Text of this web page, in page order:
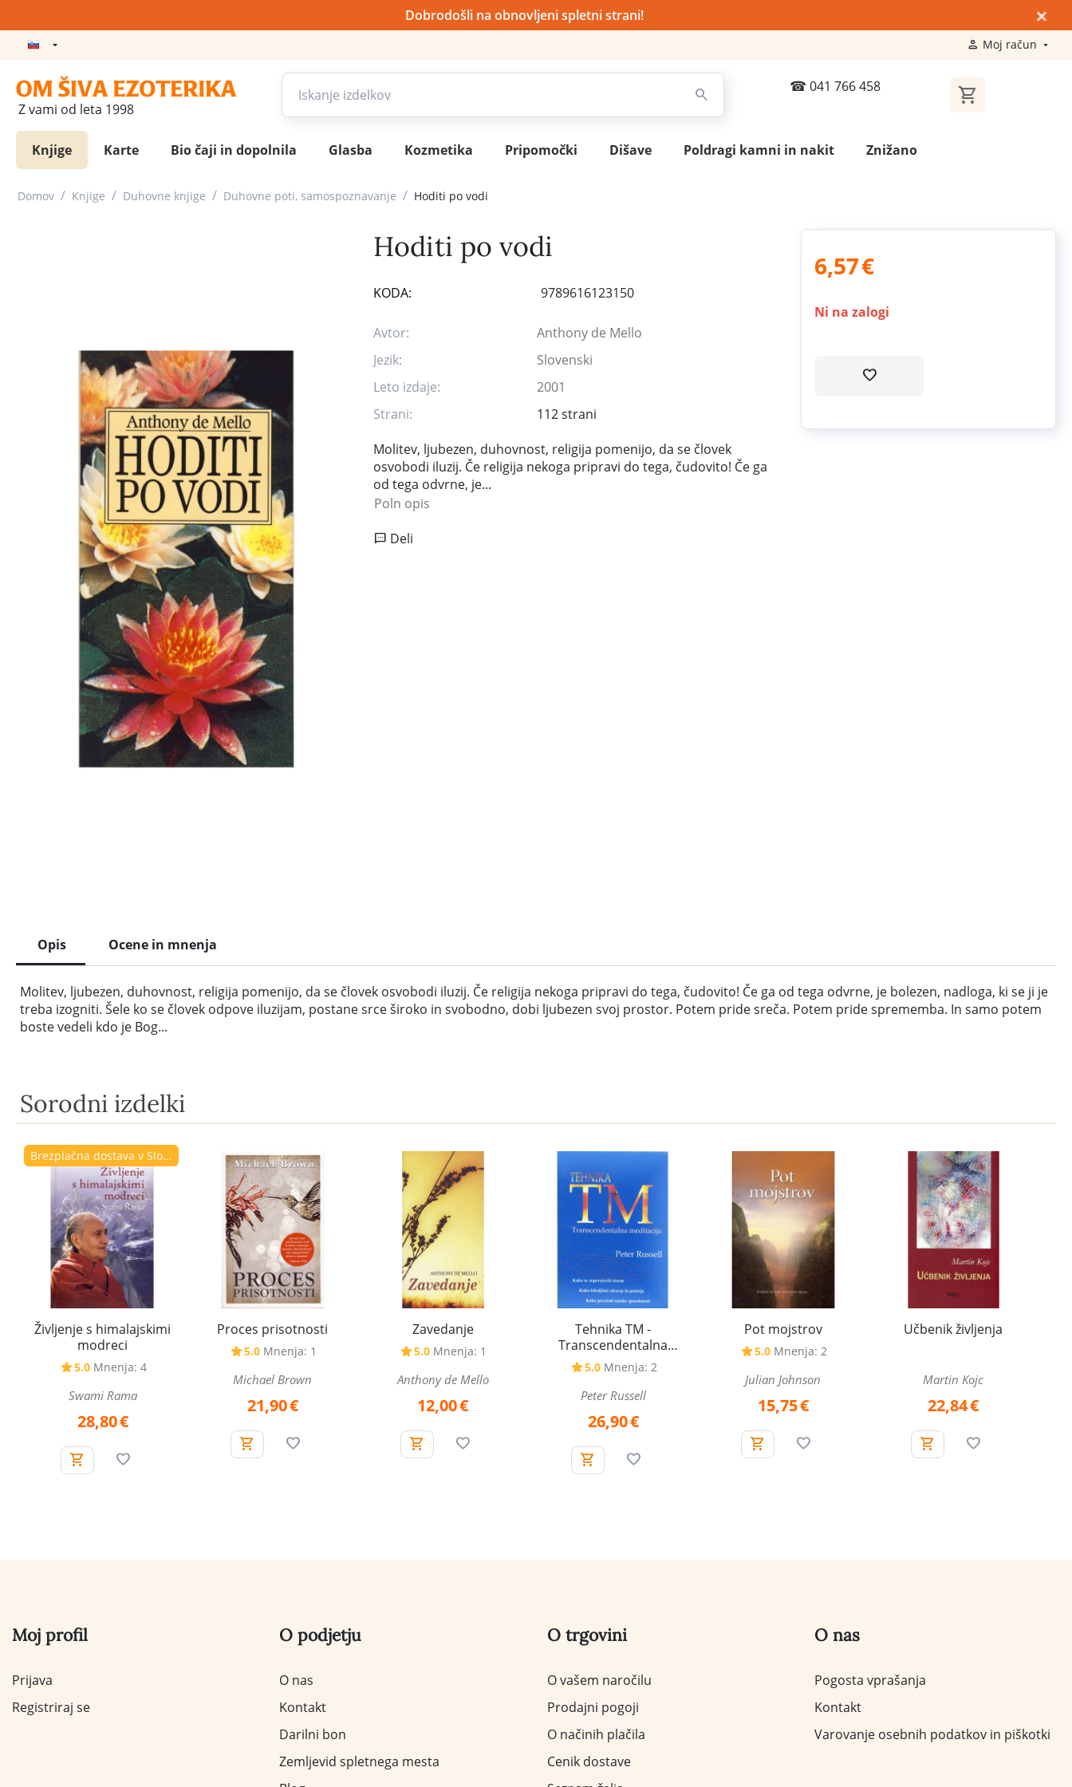
Dobrodošli na obnovljeni spletni strani! ×
Moj račun
Z vami od leta 1998
041 766 458
Knjige Karte Bio čaji in dopolnila Glasba Kozmetika Pripomočki Dišave Poldragi kamni in nakit Znižano
Domov / Knjige / Duhovne knjige / Duhovne poti, samospoznavanje / Hoditi po vodi
Hoditi po vodi
KODA: 9789616123150
Avtor:
Anthony de Mello
Jezik:
Slovenski
Leto izdaje:
2001
Strani:
112 strani
Molitev, ljubezen, duhovnost, religija pomenijo, da se človek
osvobodi iluzij. Če religija nekoga pripravi do tega, čudovito! Če ga
od tega odvrne, je...
Poln opis
6,57€
Ni na zalogi
Deli
Opis Ocene in mnenja
Molitev, ljubezen, duhovnost, religija pomenijo, da se človek osvobodi iluzij. Če religija nekoga pripravi do tega, čudovito! Če ga od tega odvrne, je bolezen, nadloga, ki se ji je
treba izogniti. Šele ko se človek odpove iluzijam, postane srce široko in svobodno, dobi ljubezen svoj prostor. Potem pride sreča. Potem pride sprememba. In samo potem
boste vedeli kdo je Bog...
Sorodni izdelki
Brezplačna dostava v Sloveniji
Življenje s himalajskimi
modreci
5.0 Mnenja: 4
Swami Rama
28,80€
Proces prisotnosti
5.0 Mnenja: 1
Michael Brown
21,90€
Zavedanje
5.0 Mnenja: 1
Anthony de Mello
12,00€
Tehnika TM -
Transcendentalna
meditacija
5.0 Mnenja: 2
Peter Russell
26,90€
Pot mojstrov
5.0 Mnenja: 2
Julian Johnson
15,75€
Učbenik življenja
Martin Kojc
22,84€
Moj profil
Prijava
Registriraj se
O podjetju
O nas
Kontakt
Darilni bon
Zemljevid spletnega mesta
O trgovini
O vašem naročilu
Prodajni pogoji
O načinih plačila
Cenik dostave
O nas
Pogosta vprašanja
Kontakt
Varovanje osebnih podatkov in piškotki